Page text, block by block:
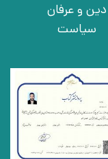
دین و عرفان
سیاست